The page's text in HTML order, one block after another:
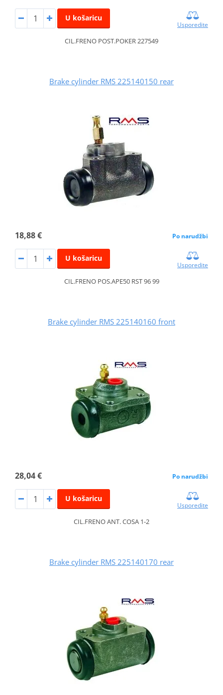
U košaricu
Usporedite
CIL.FRENO POST.POKER 227549
Brake cylinder RMS 225140150 rear
18,88 € Po narudžbi
U košaricu
Usporedite
CIL.FRENO POS.APE50 RST 96 99
Brake cylinder RMS 225140160 front
28,04 € Po narudžbi
U košaricu
Usporedite
CIL.FRENO ANT. COSA 1-2
Brake cylinder RMS 225140170 rear